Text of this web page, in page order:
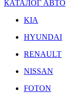
КАТАЛОГ АВТО
KIA
HYUNDAI
RENAULT
NISSAN
FOTON